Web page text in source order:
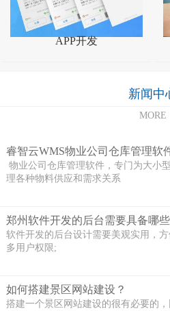
APP开发
新闻中
MORE
睿智云WMS物业公司仓库管理软
物业公司仓库管理软件，专门为大小
理各种物料供应和需求关系
郑州软件开发的后台需要具备哪
软件开发的后台设计需要美观实用，
多用户权限;
如何搭建景区网站建设？
搭建一个景区网站建设的很有必要的